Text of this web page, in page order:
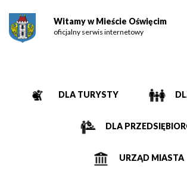
Witamy w Mieście Oświęcim
oficjalny serwis internetowy
DLA TURYSTY
DLA
URZĄD MIASTA